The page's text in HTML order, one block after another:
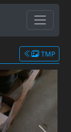
TMP